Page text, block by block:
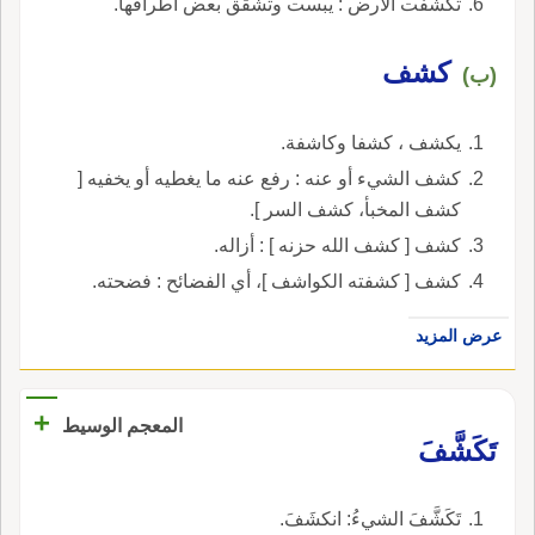
(ب) كشف
يكشف ، كشفا وكاشفة.
كشف الشيء أو عنه : رفع عنه ما يغطيه أو يخفيه [
كشف المخبأ، كشف السر ].
كشف [ كشف الله حزنه ] : أزاله.
كشف [ كشفته الكواشف ]، أي الفضائح : فضحته.
عرض المزيد
المعجم الوسيط
+
تَكَشَّفَ
تَكَشَّفَ الشيءُ: انكشَفَ.